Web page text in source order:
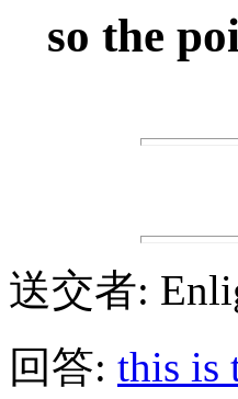
so the
送交者:
回答: this is